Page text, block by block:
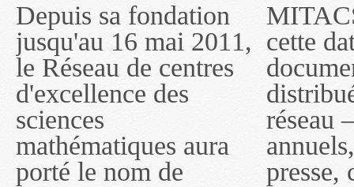
Depuis sa fondation
jusqu'au 16 mai 2011,
le Réseau de centres
d'excellence des
sciences
mathématiques aura
porté le nom de
MITACS inc. Jusqu'à
cette date, les
documents publiés ou
distribués par ce
réseau — rapports
annuels, coupures de
presse, communiqués
— l'auront désigné
sous le nom de
MITACS inc. À
compter du 16 mai
2011, toutefois, le
réseau portera le nom